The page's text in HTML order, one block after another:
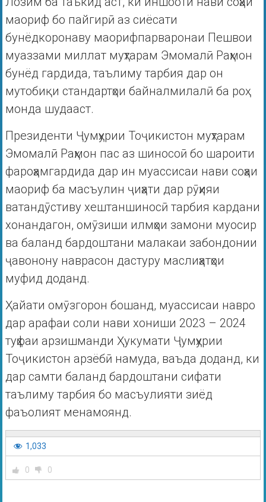
маориф бо пайгирӣ аз сиёсати
бунёдкоронаву маорифпарваронаи Пешвои
муаззами миллат муҳтарам Эмомалӣ Раҳмон
бунёд гардида, таълиму тарбия дар он
мутобиқи стандартҳои байналмилалӣ ба роҳ
монда шудааст.
Президенти Ҷумҳурии Тоҷикистон муҳтарам
Эмомалӣ Раҳмон пас аз шиносоӣ бо шароити
фароҳамгардида дар ин муассисаи нави соҳаи
маориф ба масъулин ҷиҳати дар рӯҳияи
ватандӯстиву хештаншиносӣ тарбия кардани
хонандагон, омӯзиши илмҳои замони муосир
ва баланд бардоштани малакаи забондонии
ҷавонону наврасон дастуру маслиҳатҳои
муфид доданд.
Ҳайати омӯзгорон бошанд, муассисаи навро
дар арафаи соли нави хониши 2023 – 2024
туҳфаи арзишманди Ҳукумати Ҷумҳурии
Тоҷикистон арзёбӣ намуда, ваъда доданд, ки
дар самти баланд бардоштани сифати
таълиму тарбия бо масъулияти зиёд
фаъолият менамоянд.
1,033
0 0